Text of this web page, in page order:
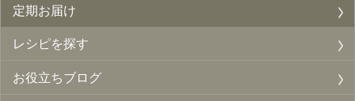
定期お届け
レシピを探す
お役立ちブログ